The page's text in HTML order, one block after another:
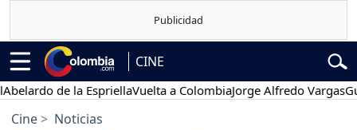
CINE
de la EspriellaVuelta a ColombiaJorge Alfredo Vargas Gustavo
Cine Noticias